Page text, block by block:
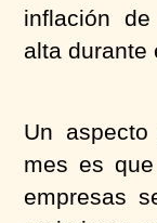
inflación
alta durante
Un
mes es
empresas